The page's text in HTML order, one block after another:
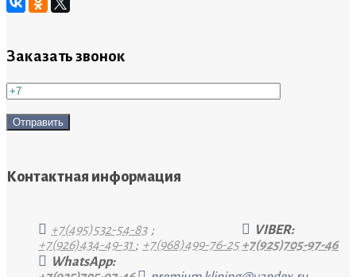
Заказать звонок
Контактная информация
+7(495)532-54-83 ;
+7(926)434-49-31 ; +7(968)499-76-25
VIBER:
+7(925)705-97-46
WhatsApp: